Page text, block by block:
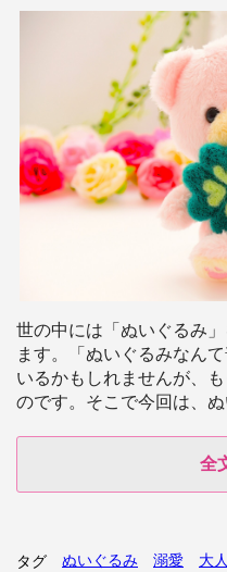
世の中には「ぬいぐるみ
ます。「ぬいぐるみなん
いるかもしれませんが、
のです。そこで今回は、
全
タグ ぬいぐるみ 溺愛 大